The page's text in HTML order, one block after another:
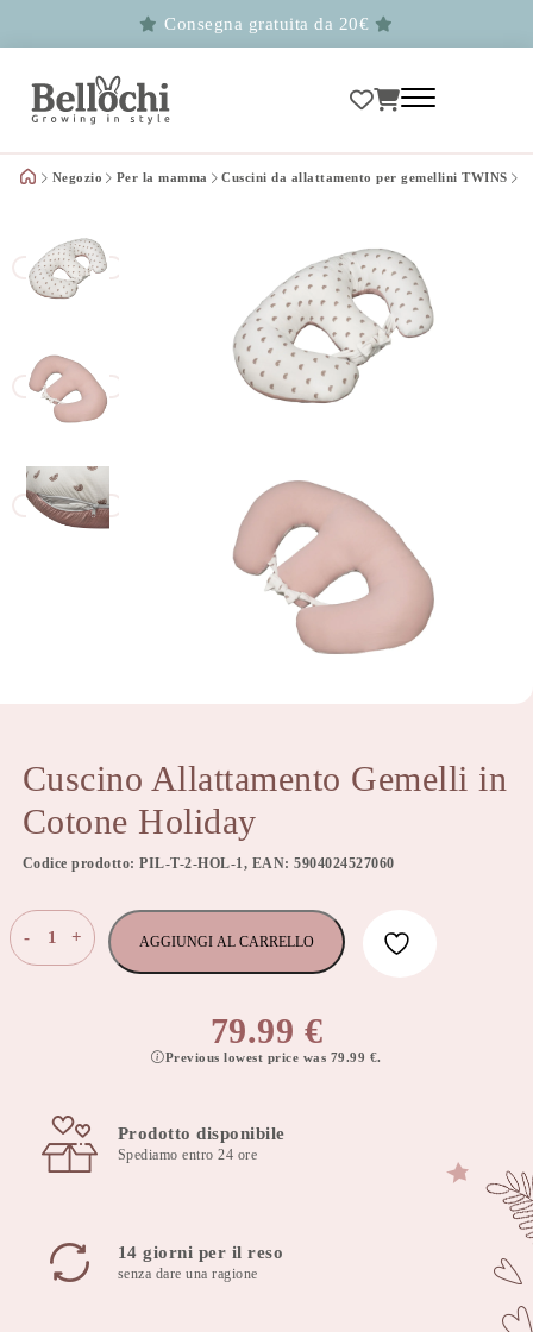
Consegna gratuita da 20€
Negozio Per la mamma Cuscini da allattamento per gemellini TWINS
Cuscino Allattamento Gemelli in
Cotone Holiday
Codice prodotto: PIL-T-2-HOL-1, EAN: 5904024527060
-
Cuscino
Allattamento
+ AGGIUNGI AL CARRELLO
79.99 €
Previous lowest price was 79.99 €.
Prodotto disponibile
Spediamo entro 24 ore
14 giorni per il reso
senza dare una ragione